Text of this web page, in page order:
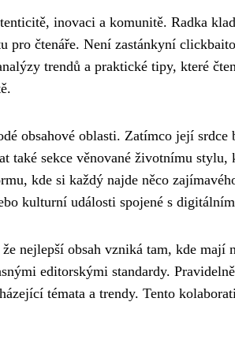
inovaci a komunitě. Radka
pro čtenáře. Není zastánkyní
trendů a praktické tipy, které
obsahové oblasti. Zatímco její srdce
také sekce věnované životnímu stylu,
kde si každý najde něco
kulturní události spojené s
nejlepší obsah vzniká tam, kde mají
editorskými standardy.
témata a trendy. Tento